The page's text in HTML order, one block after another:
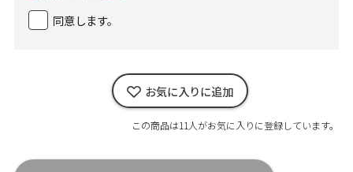
同意します。
お気に入りに追加
この商品は11人がお気に入りに登録しています。